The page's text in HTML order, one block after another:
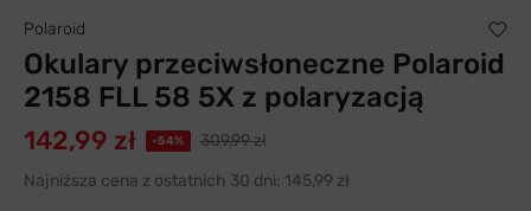
Polaroid
Okulary przeciwsłoneczne Polaroid
2158 FLL 58 5X z polaryzacją
142,99 zł -54%
309,99 zł
Najniższa cena z ostatnich 30 dni: 145,99 zł